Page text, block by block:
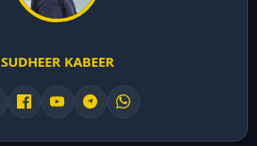
SUDHEER KABEER